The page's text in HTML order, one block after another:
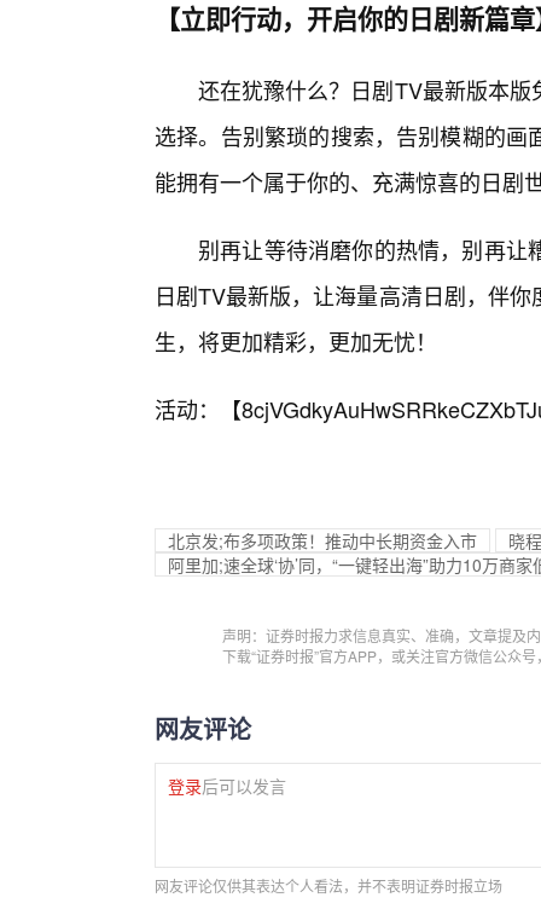
【立即行动，开启你的日剧新篇
还在犹豫什么？日剧TV最新版本
选择。告别繁琐的搜索，告别模糊的
能拥有一个属于你的、充满惊喜的日剧
别再让等待消磨你的热情，别再
日剧TV最新版，让海量高清日剧，伴
生，将更加精彩，更加无忧！
活动：【
北京发;布多项政策！推动中长期资金入市
晓
阿里加;速全球‘协’同，“一键轻出海”助力10万商
声明：证券时报力求信息真实、准确，文章提及
下载“证券时报”官方APP，或关注官方微信公众
网友评论
登录后可以发言
网友评论仅供其表达个人看法，并不表明证券时报立场